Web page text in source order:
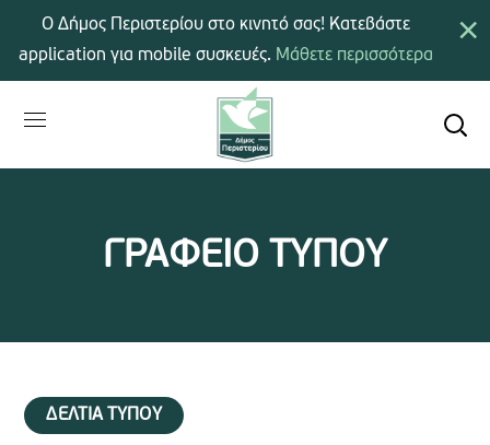
ΓΡΑΦΕΙΟ ΤΥΠΟΥ
ΔΕΛΤΙΑ ΤΥΠΟΥ
×
Ο Δήμος Περιστερίου στο κινητό σας! Κατεβάστε
application για mobile συσκευές. Μάθετε περισσότερα